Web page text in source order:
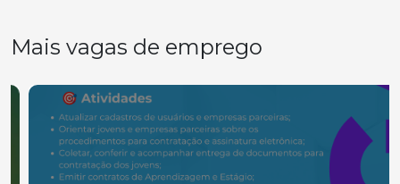
Mais vagas de emprego